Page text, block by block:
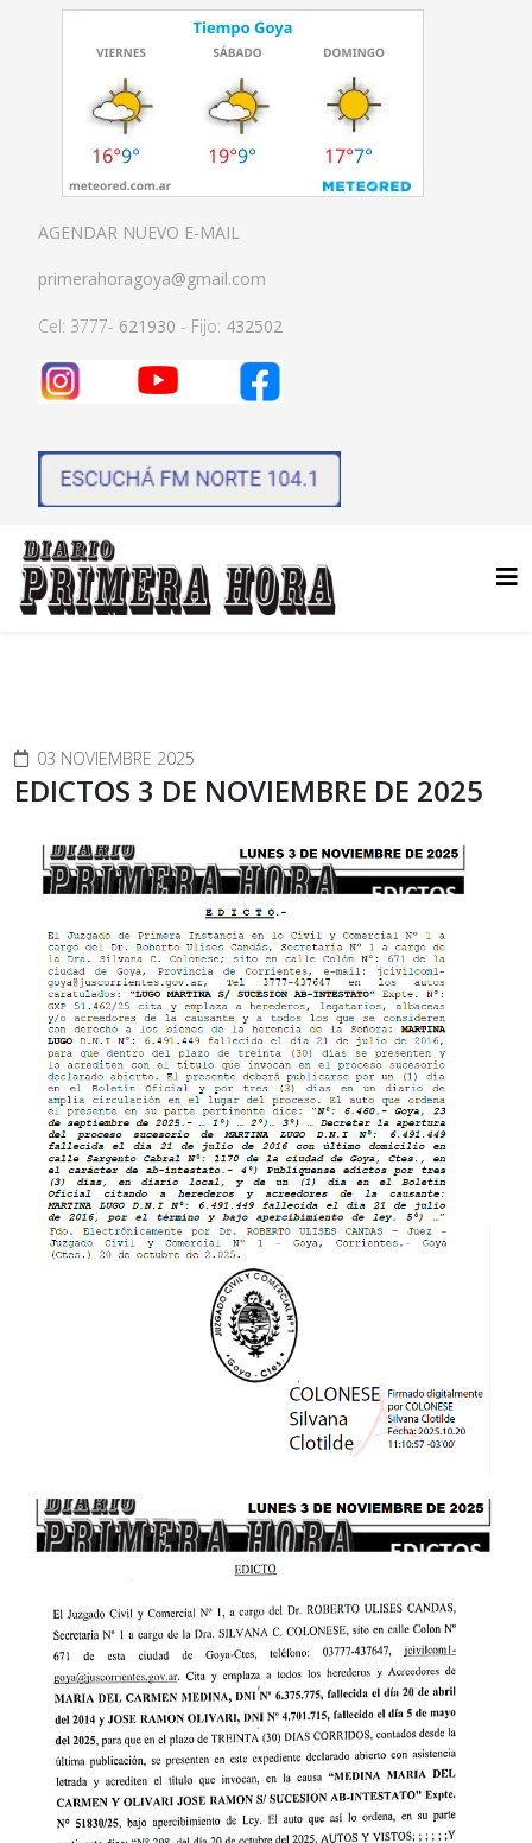
AGENDAR NUEVO E-MAIL
primerahoragoya@gmail.com
Cel: 3777- 621930 - Fijo: 432502
03 NOVIEMBRE 2025
EDICTOS 3 DE NOVIEMBRE DE 2025